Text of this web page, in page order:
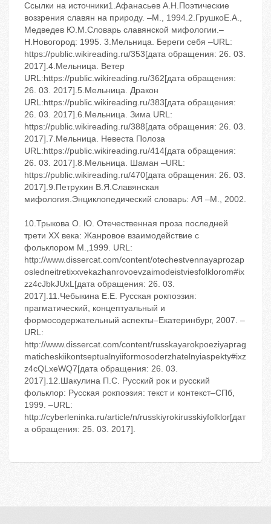
Ссылки на источники1.Афанасьев А.Н.Поэтические
воззрения славян на природу. –М., 1994.2.ГрушкоЕ.А.,
Медведев Ю.М.Словарь славянской мифологии.–
Н.Новогород: 1995. 3.Мельница. Береги себя –URL:
https://public.wikireading.ru/353[дата обращения: 26. 03.
2017].4.Мельница. Ветер
URL:https://public.wikireading.ru/362[дата обращения:
26. 03. 2017].5.Мельница. Дракон
URL:https://public.wikireading.ru/383[дата обращения:
26. 03. 2017].6.Мельница. Зима URL:
https://public.wikireading.ru/388[дата обращения: 26. 03.
2017].7.Мельница. Невеста Полоза
URL:https://public.wikireading.ru/414[дата обращения:
26. 03. 2017].8.Мельница. Шаман –URL:
https://public.wikireading.ru/470[дата обращения: 26. 03.
2017].9.Петрухин В.Я.Славянская
мифология.Энциклопедический словарь: АЯ –М., 2002.
10.Трыкова О. Ю. Отечественная проза последней
трети ХХ века: Жанровое взаимодействие с
фольклором М.,1999. URL:
http://www.dissercat.com/content/otechestvennayaprozap
osledneitretixxvekazhanrovoevzaimodeistviesfolklorom#ix
zz4cJbkJUxL[дата обращения: 26. 03.
2017].11.Чебыкина Е.Е. Русская рокпоэзия:
прагматический, концептуальный и
формосодержательный аспекты–Екатеринбург, 2007. –
URL:
http://www.dissercat.com/content/russkayarokpoeziyaprag
maticheskiikontseptualnyiiformosoderzhatelnyiaspekty#ixz
z4cQLxeWQ7[дата обращения: 26. 03.
2017].12.Шакулина П.С. Русский рок и русский
фольклор: Русская рокпоэзия: текст и контекст–СПб,
1999. –URL:
http://cyberleninka.ru/article/n/russkiyrokirusskiyfolklor[дат
а обращения: 25. 03. 2017].